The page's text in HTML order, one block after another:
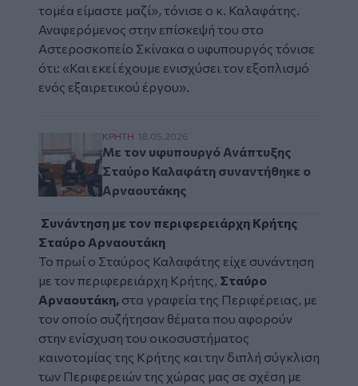
τομέα είμαστε μαζί», τόνισε ο κ. Καλαφάτης.
Αναφερόμενος στην επίσκεψή του στο
Αστεροσκοπείο Σκίνακα ο υφυπουργός τόνισε
ότι: «Και εκεί έχουμε ενισχύσει τον εξοπλισμό
ενός εξαιρετικού έργου».
Με τον υφυπουργό Ανάπτυξης Σταύρο
ΚΡΗΤΗ 18.05.2026
Με τον υφυπουργό Ανάπτυξης
Σταύρο Καλαφάτη συναντήθηκε ο
Αρναουτάκης
Συνάντηση με τον περιφερειάρχη Κρήτης
Σταύρο Αρναουτάκη
Το πρωί ο Σταύρος Καλαφάτης είχε συνάντηση
με τον περιφερειάρχη Κρήτης, Σταύρο
Αρναουτάκη, στα γραφεία της Περιφέρειας, με
τον οποίο συζήτησαν θέματα που αφορούν
στην ενίσχυση του οικοσυστήματος
καινοτομίας της Κρήτης και την διπλή σύγκλιση
των Περιφερειών της χώρας μας σε σχέση με